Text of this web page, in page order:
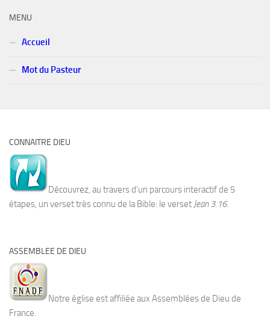
MENU
Accueil
Mot du Pasteur
CONNAITRE DIEU
Découvrez, au travers d’un parcours interactif de 5
étapes, un verset très connu de la Bible: le verset Jean 3.16.
ASSEMBLEE DE DIEU
Notre église est affiliée aux Assemblées de Dieu de
France.